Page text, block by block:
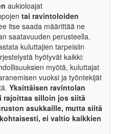
aukioloajat
tai ravintoloiden
itse saada määrittää ne
saatavuuden perusteella.
kuluttajien tarpeisiin
hyötyvät kaikki:
myötä, kuluttajat
vuoksi ja työntekijät
Yksittäisen ravintolan
rajoittaa silloin jos siitä
asukkaille, mutta siitä
ei valtio kaikkien